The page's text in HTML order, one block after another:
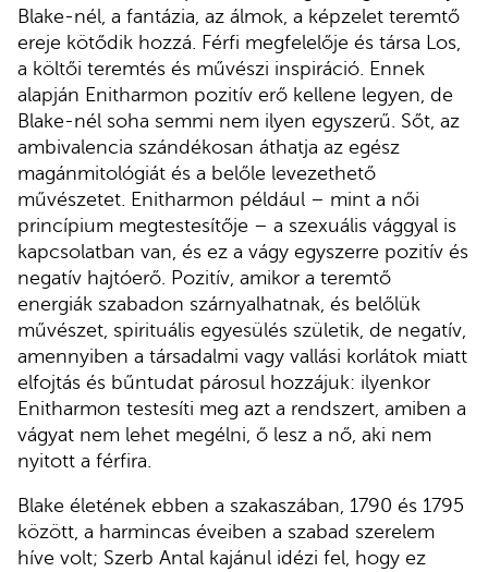
Blake-nél, a fantázia, az álmok, a képzelet teremtő
ereje kötődik hozzá. Férfi megfelelője és társa Los,
a költői teremtés és művészi inspiráció. Ennek
alapján Enitharmon pozitív erő kellene legyen, de
Blake-nél soha semmi nem ilyen egyszerű. Sőt, az
ambivalencia szándékosan áthatja az egész
magánmitológiát és a belőle levezethető
művészetet. Enitharmon például – mint a női
princípium megtestesítője – a szexuális vággyal is
kapcsolatban van, és ez a vágy egyszerre pozitív és
negatív hajtóerő. Pozitív, amikor a teremtő
energiák szabadon szárnyalhatnak, és belőlük
művészet, spirituális egyesülés születik, de negatív,
amennyiben a társadalmi vagy vallási korlátok miatt
elfojtás és bűntudat párosul hozzájuk: ilyenkor
Enitharmon testesíti meg azt a rendszert, amiben a
vágyat nem lehet megélni, ő lesz a nő, aki nem
nyitott a férfira.
Blake életének ebben a szakaszában, 1790 és 1795
között, a harmincas éveiben a szabad szerelem
híve volt; Szerb Antal kajánul idézi fel, hogy ez